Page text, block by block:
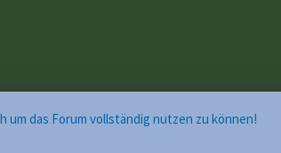
um das Forum vollständig nutzen zu können!